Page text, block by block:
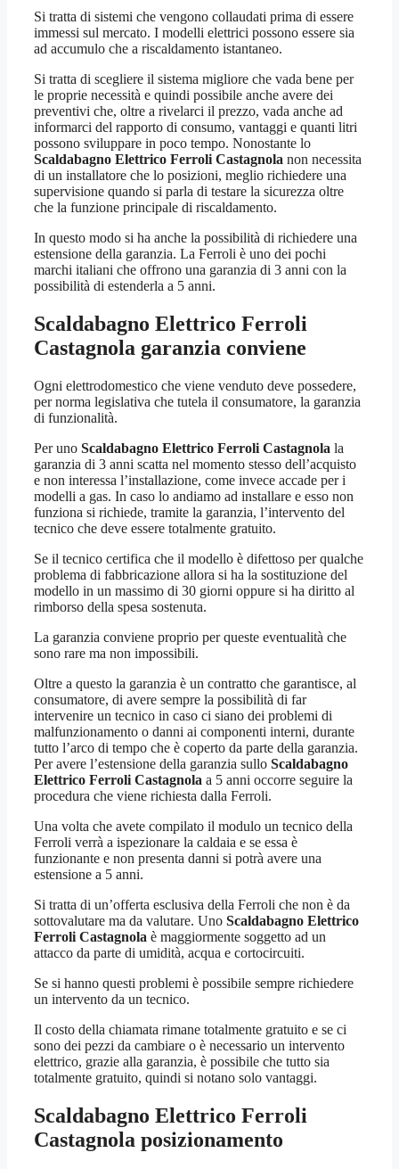
Si tratta di sistemi che vengono collaudati prima di essere
immessi sul mercato. I modelli elettrici possono essere sia
ad accumulo che a riscaldamento istantaneo.
Si tratta di scegliere il sistema migliore che vada bene per
le proprie necessità e quindi possibile anche avere dei
preventivi che, oltre a rivelarci il prezzo, vada anche ad
informarci del rapporto di consumo, vantaggi e quanti litri
possono sviluppare in poco tempo. Nonostante lo
Scaldabagno Elettrico Ferroli Castagnola non necessita
di un installatore che lo posizioni, meglio richiedere una
supervisione quando si parla di testare la sicurezza oltre
che la funzione principale di riscaldamento.
In questo modo si ha anche la possibilità di richiedere una
estensione della garanzia. La Ferroli è uno dei pochi
marchi italiani che offrono una garanzia di 3 anni con la
possibilità di estenderla a 5 anni.
Scaldabagno Elettrico Ferroli
Castagnola garanzia conviene
Ogni elettrodomestico che viene venduto deve possedere,
per norma legislativa che tutela il consumatore, la garanzia
di funzionalità.
Per uno Scaldabagno Elettrico Ferroli Castagnola la
garanzia di 3 anni scatta nel momento stesso dell’acquisto
e non interessa l’installazione, come invece accade per i
modelli a gas. In caso lo andiamo ad installare e esso non
funziona si richiede, tramite la garanzia, l’intervento del
tecnico che deve essere totalmente gratuito.
Se il tecnico certifica che il modello è difettoso per qualche
problema di fabbricazione allora si ha la sostituzione del
modello in un massimo di 30 giorni oppure si ha diritto al
rimborso della spesa sostenuta.
La garanzia conviene proprio per queste eventualità che
sono rare ma non impossibili.
Oltre a questo la garanzia è un contratto che garantisce, al
consumatore, di avere sempre la possibilità di far
intervenire un tecnico in caso ci siano dei problemi di
malfunzionamento o danni ai componenti interni, durante
tutto l’arco di tempo che è coperto da parte della garanzia.
Per avere l’estensione della garanzia sullo Scaldabagno
Elettrico Ferroli Castagnola a 5 anni occorre seguire la
procedura che viene richiesta dalla Ferroli.
Una volta che avete compilato il modulo un tecnico della
Ferroli verrà a ispezionare la caldaia e se essa è
funzionante e non presenta danni si potrà avere una
estensione a 5 anni.
Si tratta di un’offerta esclusiva della Ferroli che non è da
sottovalutare ma da valutare. Uno Scaldabagno Elettrico
Ferroli Castagnola è maggiormente soggetto ad un
attacco da parte di umidità, acqua e cortocircuiti.
Se si hanno questi problemi è possibile sempre richiedere
un intervento da un tecnico.
Il costo della chiamata rimane totalmente gratuito e se ci
sono dei pezzi da cambiare o è necessario un intervento
elettrico, grazie alla garanzia, è possibile che tutto sia
totalmente gratuito, quindi si notano solo vantaggi.
Scaldabagno Elettrico Ferroli
Castagnola posizionamento